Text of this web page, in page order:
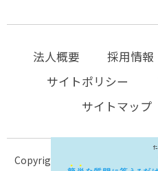
法人概要 採用情報
サイトポリシー
サイトマップ
Copyright © 2004-2026 KTC-